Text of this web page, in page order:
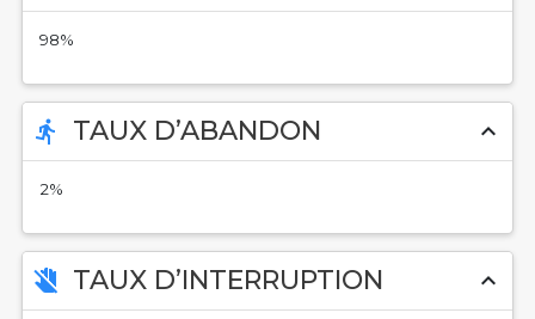
98%
directions_run TAUX D’ABANDON expand_less
2%
do_not_touch TAUX D’INTERRUPTION expand_less